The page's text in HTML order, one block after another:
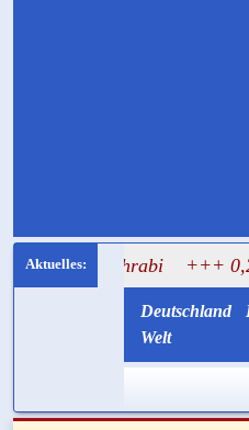
+++ 0,2 bis 0,8
Deutschland
Welt